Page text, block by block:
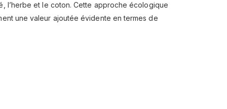
l’herbe et le coton. Cette approche écologique
une valeur ajoutée évidente en termes de